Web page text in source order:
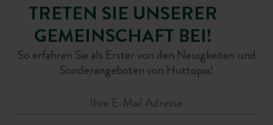
TRETEN SIE UNSERER
GEMEINSCHAFT BEI!
So erfahren Sie als Erster von den Neuigkeiten und
Sonderangeboten von Huttopia!